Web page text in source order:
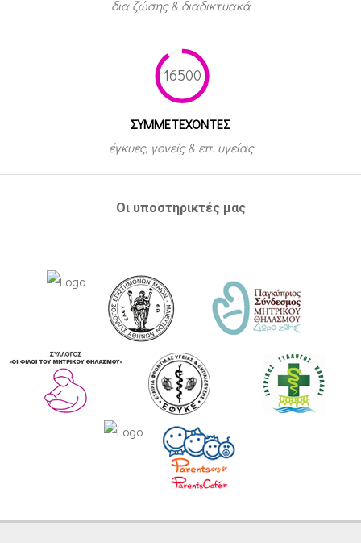
δια ζώσης & διαδικτυακά
16500
ΣΥΜΜΕΤEΧΟΝΤΕΣ
έγκυες, γονείς & επ. υγείας
Οι υποστηρικτές μας